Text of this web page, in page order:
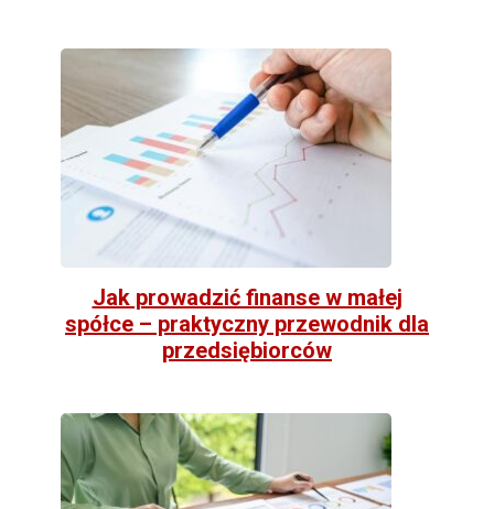
Jak prowadzić finanse w małej
spółce – praktyczny przewodnik dla
przedsiębiorców